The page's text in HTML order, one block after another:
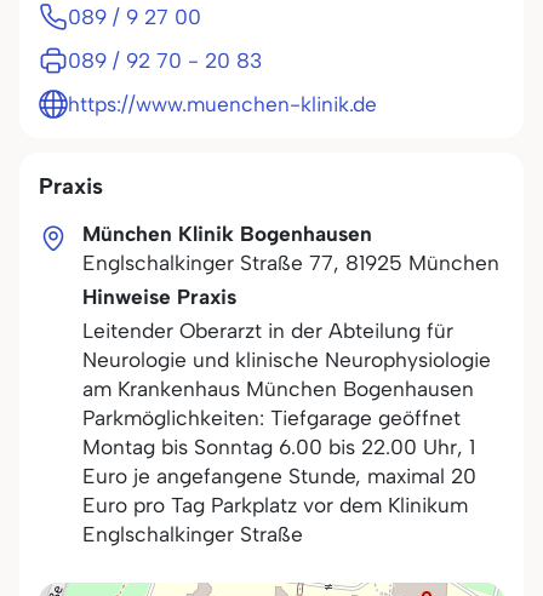
Praxis
München Klinik Bogenhausen
Englschalkinger Straße 77, 81925 München
Hinweise Praxis
Leitender Oberarzt in der Abteilung für
Neurologie und klinische Neurophysiologie
am Krankenhaus München Bogenhausen
Parkmöglichkeiten: Tiefgarage geöffnet
Montag bis Sonntag 6.00 bis 22.00 Uhr, 1
Euro je angefangene Stunde, maximal 20
Euro pro Tag Parkplatz vor dem Klinikum
Englschalkinger Straße
089 / 9 27 00
089 / 92 70 - 20 83
https://www.muenchen-klinik.de